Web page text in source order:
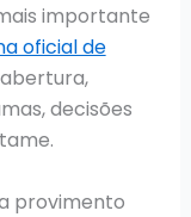
importante
oficial de
decisões
provimento